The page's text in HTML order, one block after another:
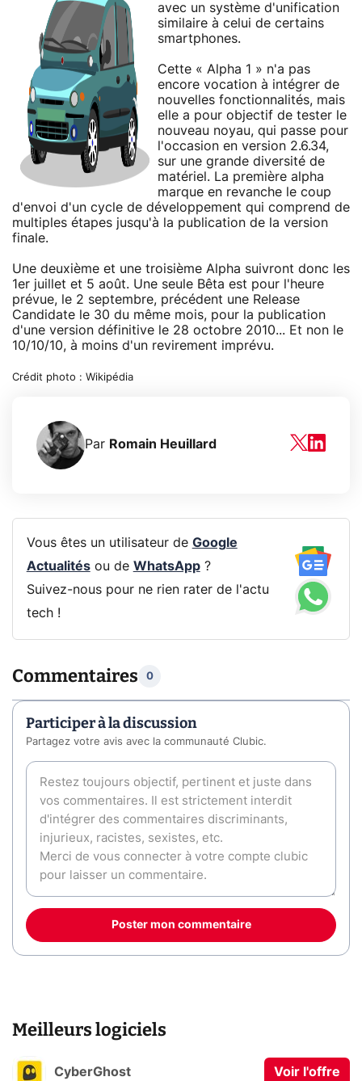
avec un système d'unification
similaire à celui de certains
smartphones.
Cette « Alpha 1 » n'a pas
encore vocation à intégrer de
nouvelles fonctionnalités, mais
elle a pour objectif de tester le
nouveau noyau, qui passe pour
l'occasion en version 2.6.34,
sur une grande diversité de
matériel. La première alpha
marque en revanche le coup
d'envoi d'un cycle de développement qui comprend de
multiples étapes jusqu'à la publication de la version
finale.
Une deuxième et une troisième Alpha suivront donc les
1er juillet et 5 août. Une seule Bêta est pour l'heure
prévue, le 2 septembre, précédent une Release
Candidate le 30 du même mois, pour la publication
d'une version définitive le 28 octobre 2010... Et non le
10/10/10, à moins d'un revirement imprévu.
Crédit photo : Wikipédia
Par Romain Heuillard
Vous êtes un utilisateur de Google
Actualitésou de WhatsApp?
Suivez-nous pour ne rien rater de l'actu
tech !
Commentaires 0
Participer à la discussion
Partagez votre avis avec la communauté Clubic.
Poster mon commentaire
Meilleurs logiciels
CyberGhost Voir l'offre